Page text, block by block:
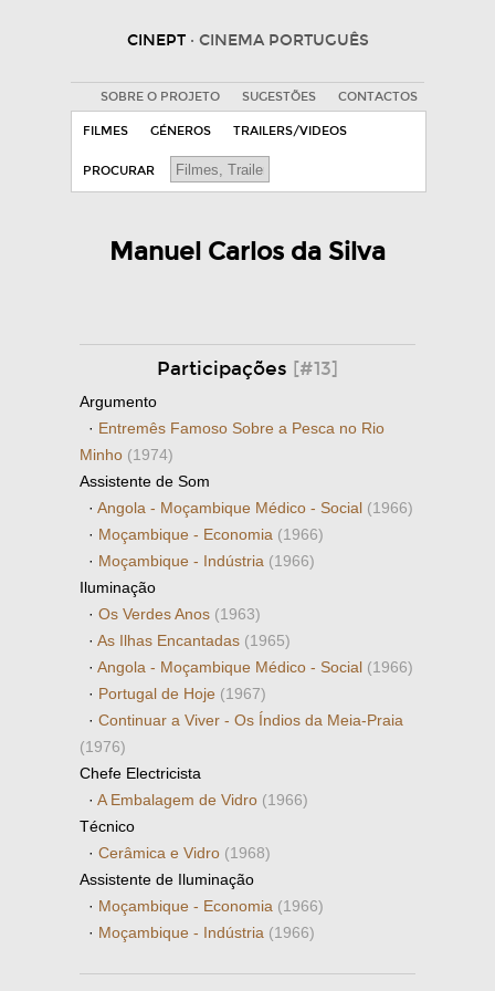
CINEPT · CINEMA PORTUGUÊS
SOBRE O PROJETO SUGESTÕES CONTACTOS
FILMES GÉNEROS TRAILERS/VIDEOS
PROCURAR
Manuel Carlos da Silva
Participações [#13]
Argumento
· Entremês Famoso Sobre a Pesca no Rio
Minho (1974)
Assistente de Som
· Angola - Moçambique Médico - Social (1966)
· Moçambique - Economia (1966)
· Moçambique - Indústria (1966)
Iluminação
· Os Verdes Anos (1963)
· As Ilhas Encantadas (1965)
· Angola - Moçambique Médico - Social (1966)
· Portugal de Hoje (1967)
· Continuar a Viver - Os Índios da Meia-Praia
(1976)
Chefe Electricista
· A Embalagem de Vidro (1966)
Técnico
· Cerâmica e Vidro (1968)
Assistente de Iluminação
· Moçambique - Economia (1966)
· Moçambique - Indústria (1966)